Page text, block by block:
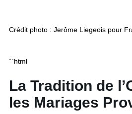
Crédit photo : Jerôme Liegeois pour
“`html
La Tradition de
les Mariages